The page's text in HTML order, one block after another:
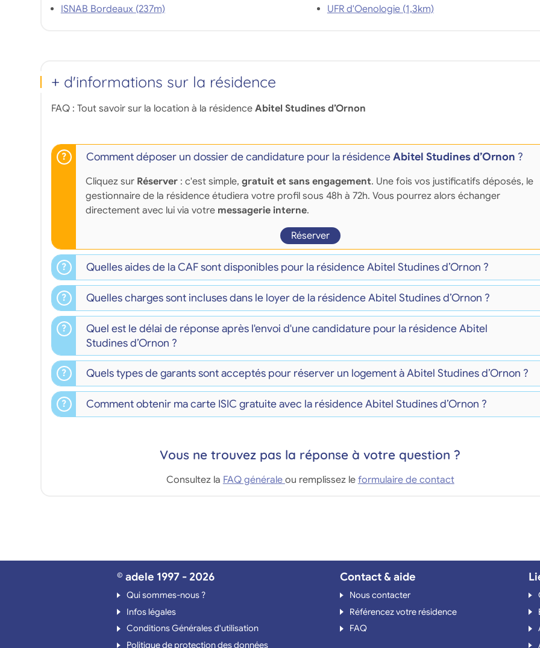
ISNAB Bordeaux (237m)
UFR d'Oenologie (1,3km)
+ d'informations sur la résidence
FAQ : Tout savoir sur la location à la résidence Abitel Studines d’Ornon
Comment déposer un dossier de candidature pour la résidenceAbitel Studines d’Ornon ?
Cliquez sur Réserver: c'est simple, gratuit et sans engagement. Une fois vos justificatifs déposés, le
gestionnaire de la résidence étudiera votre profil sous 48h à 72h. Vous pourrez alors échanger
directement avec lui via votre messagerie interne.
Réserver
Quelles aides de la CAF sont disponibles pour la résidence Abitel Studines d’Ornon ?
Quelles charges sont incluses dans le loyer de la résidence Abitel Studines d’Ornon ?
Quel est le délai de réponse après l'envoi d'une candidature pour la résidence Abitel
Studines d’Ornon ?
Quels types de garants sont acceptés pour réserver un logement à Abitel Studines d’Ornon ?
Comment obtenir ma carte ISIC gratuite avec la résidence Abitel Studines d’Ornon ?
Vous ne trouvez pas la réponse à votre question ?
Consultez la FAQ générale ou remplissez le formulaire de contact
© adele 1997 - 2026
Qui sommes-nous ?
Infos légales
Conditions Générales d'utilisation
Politique de protection des données
Contact & aide
Nous contacter
Référencez votre résidence
FAQ